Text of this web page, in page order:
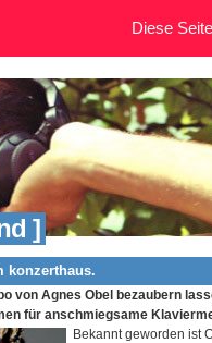
]
konzerthaus.
von Agnes Obel bezaubern
für anschmiegsame
Bekannt geworden ist
Diese